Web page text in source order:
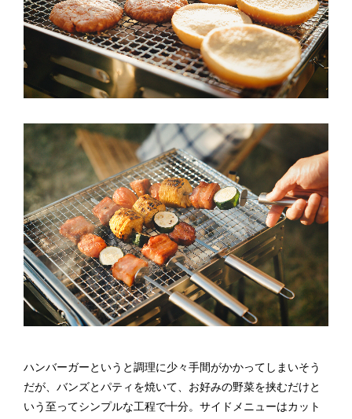
ハンバーガーというと調理に少々手間がかかってしまいそう
だが、バンズとパティを焼いて、お好みの野菜を挟むだけと
いう至ってシンプルな工程で十分。サイドメニューはカット